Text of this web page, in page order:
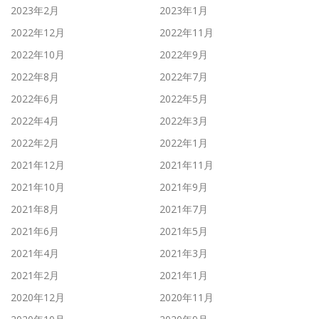
2023年2月
2023年1月
2022年12月
2022年11月
2022年10月
2022年9月
2022年8月
2022年7月
2022年6月
2022年5月
2022年4月
2022年3月
2022年2月
2022年1月
2021年12月
2021年11月
2021年10月
2021年9月
2021年8月
2021年7月
2021年6月
2021年5月
2021年4月
2021年3月
2021年2月
2021年1月
2020年12月
2020年11月